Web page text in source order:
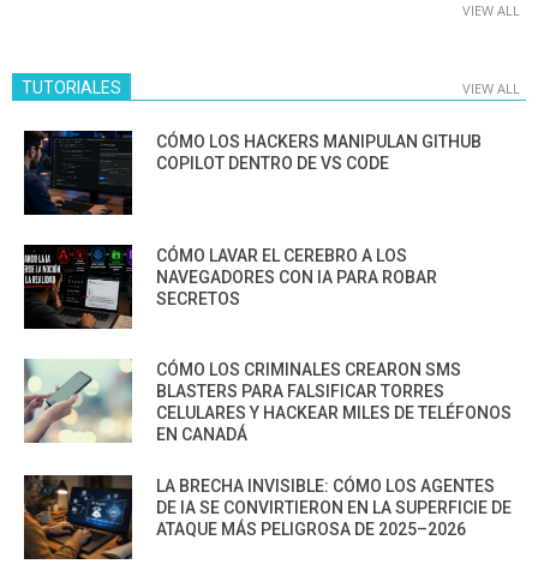
VIEW ALL
TUTORIALES VIEW ALL
CÓMO LOS HACKERS MANIPULAN GITHUB
COPILOT DENTRO DE VS CODE
CÓMO LAVAR EL CEREBRO A LOS
NAVEGADORES CON IA PARA ROBAR
SECRETOS
CÓMO LOS CRIMINALES CREARON SMS
BLASTERS PARA FALSIFICAR TORRES
CELULARES Y HACKEAR MILES DE TELÉFONOS
EN CANADÁ
LA BRECHA INVISIBLE: CÓMO LOS AGENTES
DE IA SE CONVIRTIERON EN LA SUPERFICIE DE
ATAQUE MÁS PELIGROSA DE 2025–2026